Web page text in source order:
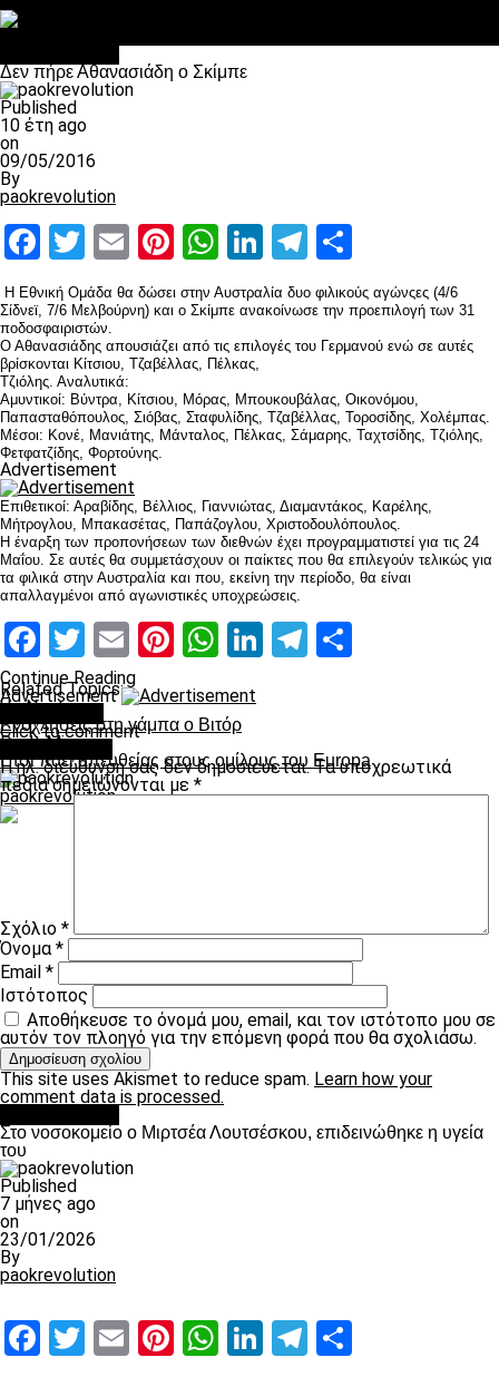
Δεν πήρε Αθανασιάδη ο Σκίμπε
Published
10 έτη ago
on
09/05/2016
By
paokrevolution
Facebook
Twitter
EmailPinterest
WhatsApp
LinkedIn
Telegram
Η Εθνική Ομάδα θα δώσει στην Αυστραλία δυο φιλικούς αγώνςες (4/6
Σίδνεϊ, 7/6 Μελβούρνη) και ο Σκίμπε ανακοίνωσε την προεπιλογή των 31
ποδοσφαιριστών.
Ο Αθανασιάδης απουσιάζει από τις επιλογές του Γερμανού ενώ σε αυτές
βρίσκονται Κίτσιου, Τζαβέλλας, Πέλκας,
Τζιόλης. Αναλυτικά:
Αμυντικοί: Βύντρα, Κίτσιου, Μόρας, Μπουκουβάλας, Οικονόμου,
Παπασταθόπουλος, Σιόβας, Σταφυλίδης, Τζαβέλλας, Τοροσίδης, Χολέμπας.
Μέσοι: Κονέ, Μανιάτης, Μάνταλος, Πέλκας, Σάμαρης, Ταχτσίδης, Τζιόλης,
Φετφατζίδης, Φορτούνης.
Advertisement
Επιθετικοί: Αραβίδης, Βέλλιος, Γιαννιώτας, Διαμαντάκος, Καρέλης,
Μήτρογλου, Μπακασέτας, Παπάζογλου, Χριστοδουλόπουλος.
Η έναρξη των προπονήσεων των διεθνών έχει προγραμματιστεί για τις 24
Μαΐου. Σε αυτές θα συμμετάσχουν οι παίκτες που θα επιλεγούν τελικώς για
τα φιλικά στην Αυστραλία και που, εκείνη την περίοδο, θα είναι
απαλλαγμένοι από αγωνιστικές υποχρεώσεις.
Facebook
Twitter
EmailPinterest
WhatsApp
LinkedIn
Telegram
Related Topics:
Up Next
Ενοχλήσεις στη γάμπα ο Βιτόρ
Don't Miss
Ετσι πάει απευθείας στους ομίλους του Εuropa
paokrevolution
Continue Reading
Advertisement
Click to comment
Η ηλ. διεύθυνση σας δεν δημοσιεύεται. Τα υποχρεωτικά
πεδία σημειώνονται με *
Σχόλιο *
Όνομα*
Email *
Ιστότοπος
Αποθήκευσε το όνομά μου, email, και τον ιστότοπο μου σε
αυτόν τον πλοηγό για την επόμενη φορά που θα σχολιάσω.
This site uses Akismet to reduce spam. Learn how your
comment data is processed.
Στο νοσοκομείο ο Μιρτσέα Λουτσέσκου, επιδεινώθηκε η υγεία
του
Published
7 μήνες ago
on
23/01/2026
By
paokrevolution
Facebook
Twitter
EmailPinterest
WhatsApp
LinkedIn
Telegram